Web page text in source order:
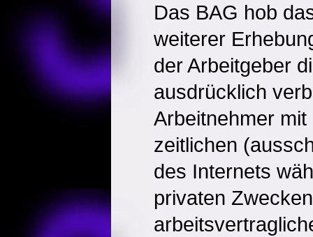
Das BAG hob
weiterer
der Arbeitgeber
ausdrücklich
Arbeitnehmer
zeitlichen
des Internets
privaten